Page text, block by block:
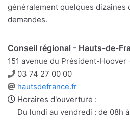
généralement quelques dizaines
demandes.
Conseil régional - Hauts-de-
151 avenue du Président-
Téléphone
03 74 27 00 00
Site
web
hautsdefrance.fr
Horaires d'ouverture :
Du lundi au vendredi : de 08h